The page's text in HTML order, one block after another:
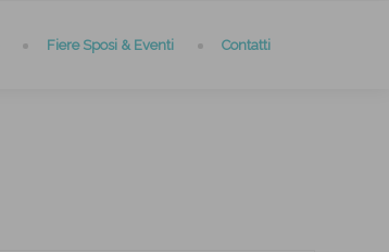
Fiere Sposi & Eventi Contatti